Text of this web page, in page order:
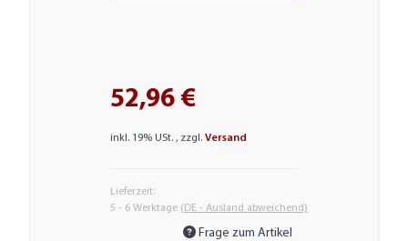
52,96 €
inkl. 19% USt. , zzgl. Versand
Lieferzeit:
5 - 6 Werktage (DE - Ausland abweichend)
Frage zum Artikel